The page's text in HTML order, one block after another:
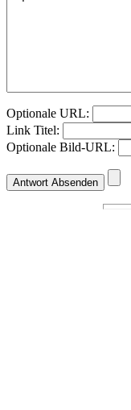
Optionale URL:
Link Titel:
Optionale Bild-URL: